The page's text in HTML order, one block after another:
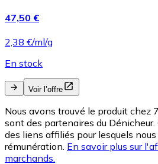
47,50 €
2,38 €/ml/g
En stock
Voir l’offre
Nous avons trouvé le produit chez
sont des partenaires du
des liens affiliés pour lesquels
rémunération. En savoir plus sur
marchands.